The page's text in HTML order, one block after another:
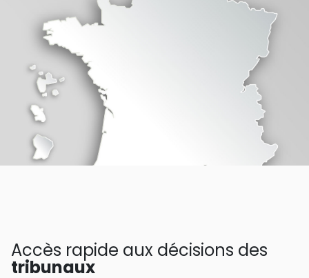
Accès rapide aux décisions des
tribunaux